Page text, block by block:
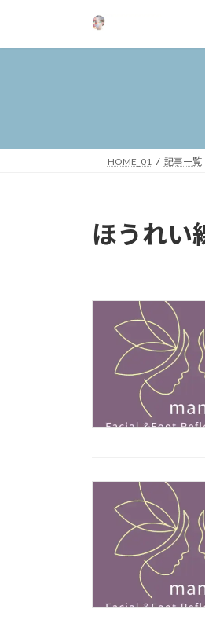
テ
ゲ
HOME_01 記事一覧
ほうれい